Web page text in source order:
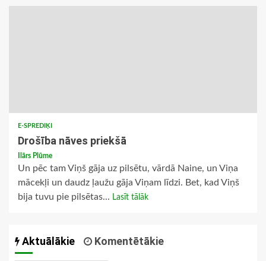
E-SPREDIĶI
Drošība nāves priekšā
Ilārs Plūme
Un pēc tam Viņš gāja uz pilsētu, vārdā Naine, un Viņa
mācekļi un daudz ļaužu gāja Viņam līdzi. Bet, kad Viņš
bija tuvu pie pilsētas... Lasīt tālāk
Aktuālākie Komentētākie